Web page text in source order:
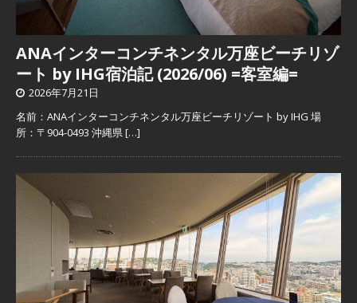
ANAインターコンチネンタル万座ビーチリゾ
ート by IHG宿泊記 (2026/06) =客室編=
2026年7月21日
名前：ANAインターコンチネンタル万座ビーチリゾート by IHG 場
所：〒904-0493 沖縄県[…]